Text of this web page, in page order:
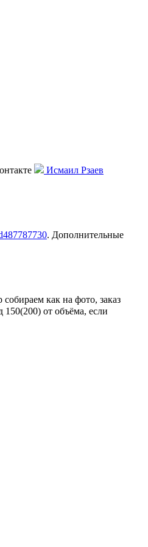
Исмаил Рзаев
. Дополнительные
собираем как на фото, заказ
150(200) от объёма, если